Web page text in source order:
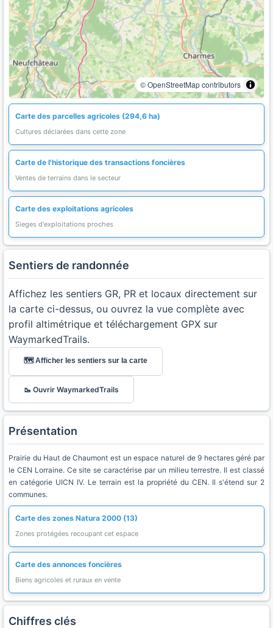
© OpenStreetMap contributors
Carte des parcelles agricoles (294,6 ha)
Cultures déclarées dans cette zone
Carte de l'historique des transactions foncières
Ventes de terrains dans le secteur
Carte des exploitations agricoles
Sieges d'exploitations proches
Sentiers de randonnée
Affichez les sentiers GR, PR et locaux directement sur
la carte ci-dessus, ou ouvrez la vue complète avec
profil altimétrique et téléchargement GPX sur
WaymarkedTrails.
🗺️ Afficher les sentiers sur la carte
🥾 Ouvrir WaymarkedTrails
Présentation
Prairie du Haut de Chaumont est un espace naturel de 9 hectares géré par
le CEN Lorraine. Ce site se caractérise par un milieu terrestre. Il est classé
en catégorie UICN IV. Le terrain est la propriété du CEN. Il s'étend sur 2
communes.
Carte des zones Natura 2000 (13)
Zones protégées recoupant cet espace
Carte des annonces foncières
Biens agricoles et ruraux en vente
Chiffres clés